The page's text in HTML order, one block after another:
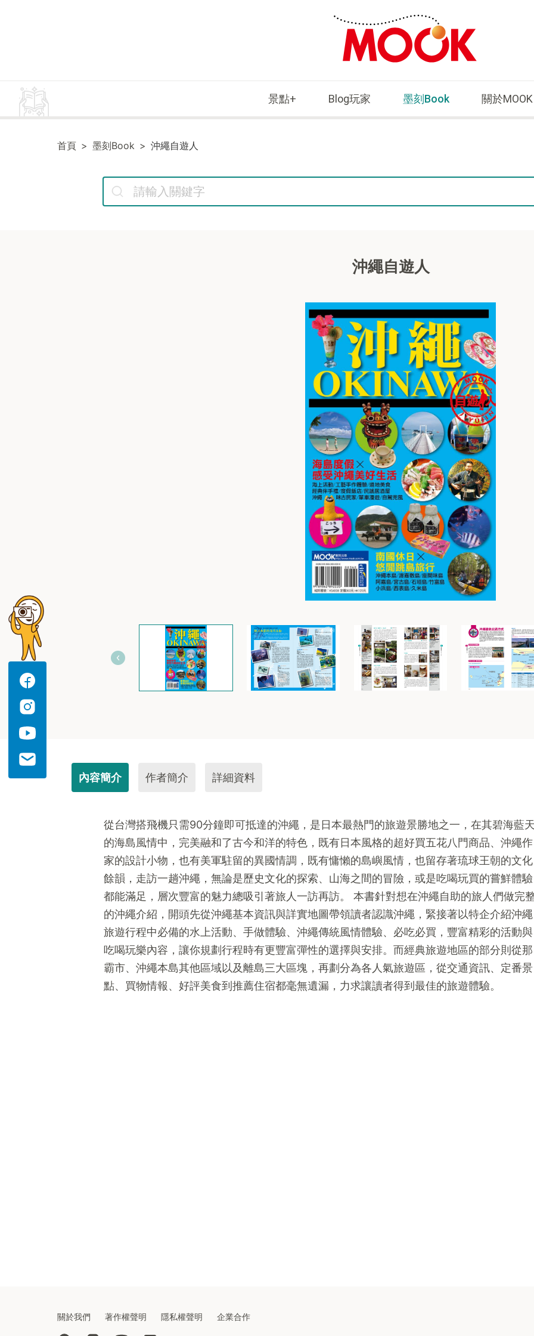
景點+ Blog玩家 墨刻Book 關於MOOK
首頁 墨刻Book 沖繩自遊人
沖繩自遊人
內容簡介 作者簡介 詳細資料
從台灣搭飛機只需90分鐘即可抵達的沖繩，是日本最熱門的旅遊景勝地之一，在其碧海藍
的海島風情中，完美融和了古今和洋的特色，既有日本風格的超好買五花八門商品、沖繩作
家的設計小物，也有美軍駐留的異國情調，既有慵懶的島嶼風情，也留存著琉球王朝的文化
餘韻，走訪一趟沖繩，無論是歷史文化的探索、山海之間的冒險，或是吃喝玩買的嘗鮮體驗
都能滿足，層次豐富的魅力總吸引著旅人一訪再訪。 本書針對想在沖繩自助的旅人們做完
的沖繩介紹，開頭先從沖繩基本資訊與詳實地圖帶領讀者認識沖繩，緊接著以特企介紹沖繩
旅遊行程中必備的水上活動、手做體驗、沖繩傳統風情體驗、必吃必買，豐富精彩的活動與
吃喝玩樂內容，讓你規劃行程時有更豐富彈性的選擇與安排。而經典旅遊地區的部分則從那
霸市、沖繩本島其他區域以及離島三大區塊，再劃分為各人氣旅遊區，從交通資訊、定番景
點、買物情報、好評美食到推薦住宿都毫無遺漏，力求讓讀者得到最佳的旅遊體驗。
關於我們 著作權聲明 隱私權聲明 企業合作